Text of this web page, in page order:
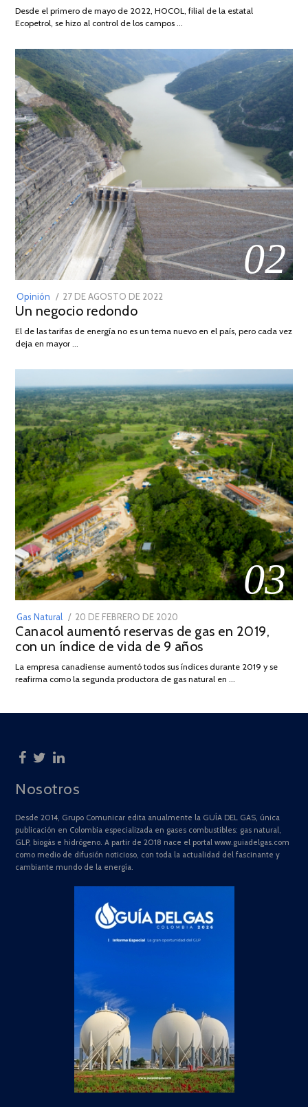
2026
Desde el primero de mayo de 2022, HOCOL, filial de la estatal
Ecopetrol, se hizo al control de los campos …
02
Opinión
POSTED
ON
27 DE AGOSTO DE 2022
DE
Un negocio redondo
El de las tarifas de energía no es un tema nuevo en el país, pero cada vez
deja en mayor …
03
Gas Natural
POSTED
ON
20 DE FEBRERO DE 2020
DE
JULIO
2025
Canacol aumentó reservas de gas en 2019,
con un índice de vida de 9 años
La empresa canadiense aumentó todos sus índices durante 2019 y se
reafirma como la segunda productora de gas natural en …
Nosotros
Desde 2014, Grupo Comunicar edita anualmente la GUÍA DEL GAS, única
publicación en Colombia especializada en gases combustibles: gas natural,
GLP, biogás e hidrógeno. A partir de 2018 nace el portal www.guiadelgas.com
como medio de difusión noticioso, con toda la actualidad del fascinante y
cambiante mundo de la energía.